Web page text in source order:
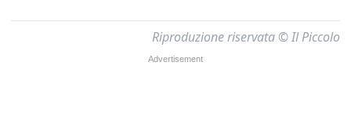
Riproduzione riservata © Il Piccolo